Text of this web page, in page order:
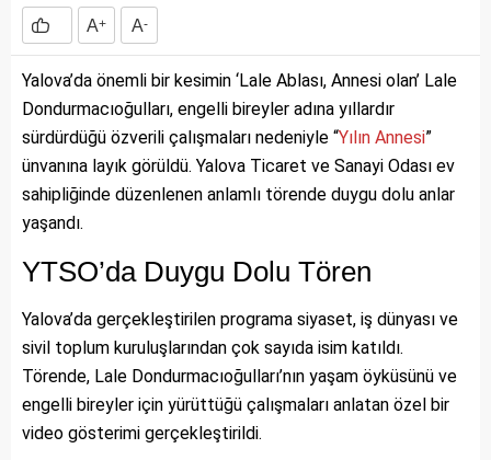
A+ A-
Yalova’da önemli bir kesimin ‘Lale Ablası, Annesi olan’ Lale
Dondurmacıoğulları, engelli bireyler adına yıllardır
sürdürdüğü özverili çalışmaları nedeniyle “Yılın Annesi”
ünvanına layık görüldü. Yalova Ticaret ve Sanayi Odası ev
sahipliğinde düzenlenen anlamlı törende duygu dolu anlar
yaşandı.
YTSO’da Duygu Dolu Tören
Yalova’da gerçekleştirilen programa siyaset, iş dünyası ve
sivil toplum kuruluşlarından çok sayıda isim katıldı.
Törende, Lale Dondurmacıoğulları’nın yaşam öyküsünü ve
engelli bireyler için yürüttüğü çalışmaları anlatan özel bir
video gösterimi gerçekleştirildi.